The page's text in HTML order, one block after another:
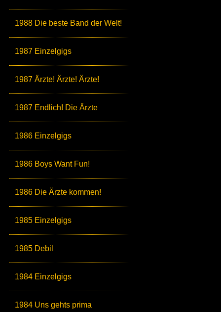
1988 Die beste Band der Welt!
1987 Einzelgigs
1987 Ärzte! Ärzte! Ärzte!
1987 Endlich! Die Ärzte
1986 Einzelgigs
1986 Boys Want Fun!
1986 Die Ärzte kommen!
1985 Einzelgigs
1985 Debil
1984 Einzelgigs
1984 Uns gehts prima